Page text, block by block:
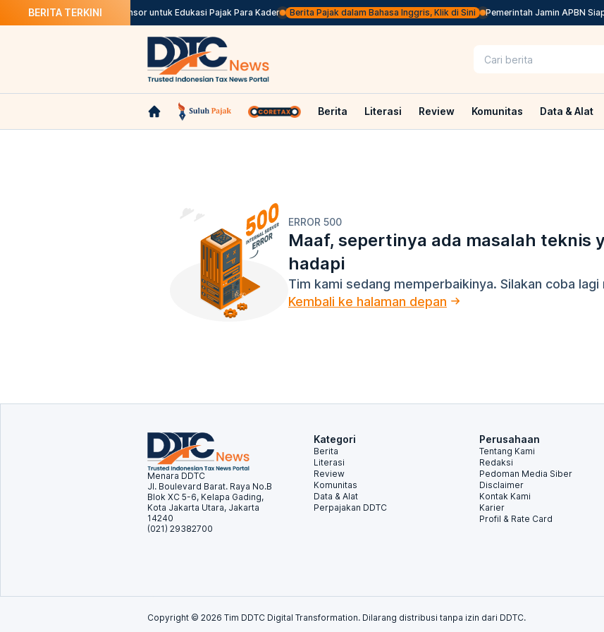
BERITA TERKINI
DJP Jatim Gandeng GP Ansor untuk Edukasi Pajak Para Kader Berita Pajak dalam Bahasa Inggris, Klik di Sini Pemerintah Jamin APBN
Berita Literasi Review Komunitas Data & Alat
ERROR 500
Maaf, sepertinya ada masalah teknis
hadapi
Tim kami sedang memperbaikinya. Silakan coba lagi
Kembali ke halaman depan
Menara DDTC
Jl. Boulevard Barat. Raya No.B
Blok XC 5-6, Kelapa Gading,
Kota Jakarta Utara, Jakarta
14240
(021) 29382700
Kategori
Berita
Literasi
Review
Komunitas
Data & Alat
Perpajakan DDTC
Perusahaan
Tentang Kami
Redaksi
Pedoman Media Siber
Disclaimer
Kontak Kami
Karier
Profil & Rate Card
Copyright © 2026 Tim DDTC Digital Transformation. Dilarang distribusi tanpa izin dari DDTC.